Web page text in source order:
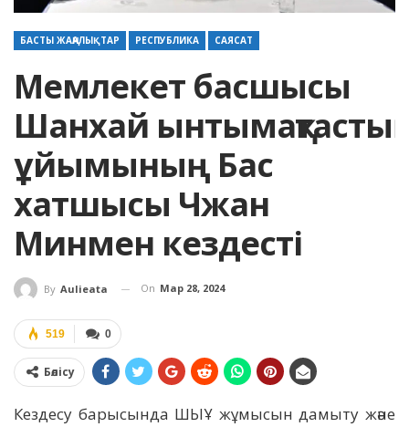
БАСТЫ ЖАҢАЛЫҚТАР РЕСПУБЛИКА САЯСАТ
Мемлекет басшысы
Шанхай ынтымақтастық
ұйымының Бас
хатшысы Чжан
Минмен кездесті
By Aulieata On Мар 28, 2024
0
519
Бөлісу
Кездесу барысында ШЫҰ жұмысын дамыту және